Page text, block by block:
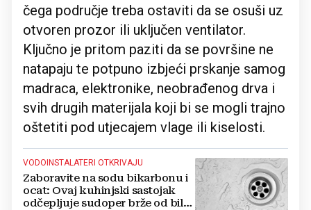
čega područje treba ostaviti da se osuši uz
otvoren prozor ili uključen ventilator.
Ključno je pritom paziti da se površine ne
natapaju te potpuno izbjeći prskanje samog
madraca, elektronike, neobrađenog drva i
svih drugih materijala koji bi se mogli trajno
oštetiti pod utjecajem vlage ili kiselosti.
VODOINSTALATERI OTKRIVAJU
Zaboravite na sodu bikarbonu i
ocat: Ovaj kuhinjski sastojak
odčepljuje sudoper brže od bilo